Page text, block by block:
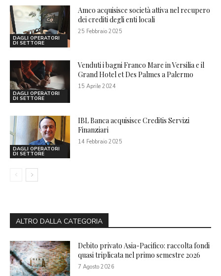
DAGLI OPERATORI
DI SETTORE
Amco acquisisce società attiva nel recupero
dei crediti degli enti locali
25 Febbraio 2025
DAGLI OPERATORI
DI SETTORE
Venduti i bagni Franco Mare in Versilia e il
Grand Hotel et Des Palmes a Palermo
15 Aprile 2024
DAGLI OPERATORI
DI SETTORE
IBL Banca acquisisce Creditis Servizi
Finanziari
14 Febbraio 2025
ALTRO DALLA CATEGORIA
Debito privato Asia-Pacifico: raccolta fondi
quasi triplicata nel primo semestre 2026
7 Agosto 2026